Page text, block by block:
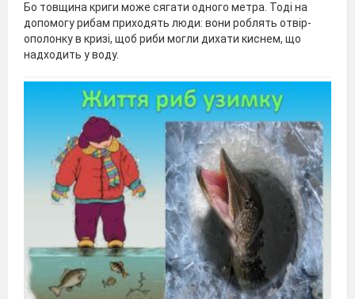
Бо товщина криги може сягати одного метра. Тоді на
допомогу рибам приходять люди: вони роблять отвір-
ополонку в кризі, щоб риби могли дихати киснем, що
надходить у воду.